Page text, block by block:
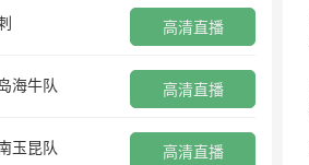
高清直播
海牛队 高清直播
玉昆队 高清直播